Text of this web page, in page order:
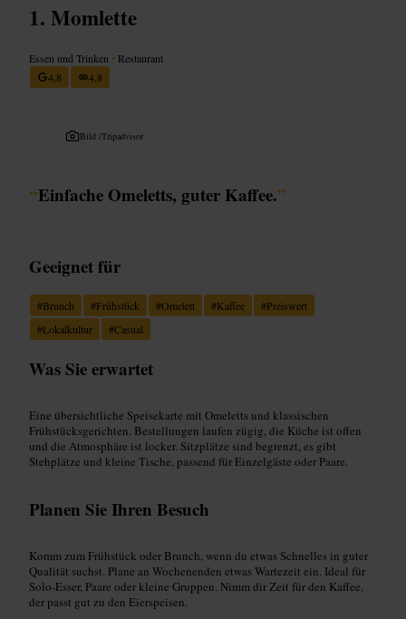
Momlette
Essen und Trinken • Restaurant
4,8
4,8
Bild /Tripadvisor
“Einfache Omeletts, guter Kaffee.”
Geeignet für
#Brunch #Frühstück #Omelett #Kaffee #Preiswert
#Lokalkultur #Casual
Was Sie erwartet
Eine übersichtliche Speisekarte mit Omeletts und klassischen
Frühstücksgerichten. Bestellungen laufen zügig, die Küche ist offen
und die Atmosphäre ist locker. Sitzplätze sind begrenzt, es gibt
Stehplätze und kleine Tische, passend für Einzelgäste oder Paare.
Planen Sie Ihren Besuch
Komm zum Frühstück oder Brunch, wenn du etwas Schnelles in guter
Qualität suchst. Plane an Wochenenden etwas Wartezeit ein. Ideal für
Solo-Esser, Paare oder kleine Gruppen. Nimm dir Zeit für den Kaffee,
der passt gut zu den Eierspeisen.